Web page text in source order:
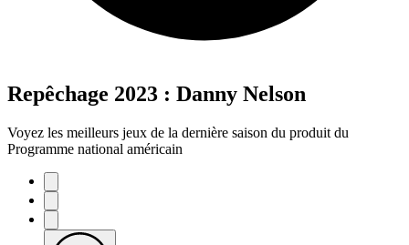
Repêchage 2023 : Danny Nelson
Voyez les meilleurs jeux de la dernière saison du produit du
Programme national américain